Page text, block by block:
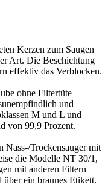
Kerzen zum Saugen
Art. Die Beschichtung
effektiv das Verblocken.
ohne Filtertüte
und
M und L und
von 99,9 Prozent.
Nass-/Trockensauger mit
die Modelle NT 30/1,
mit anderen Filtern
ein braunes Etikett.